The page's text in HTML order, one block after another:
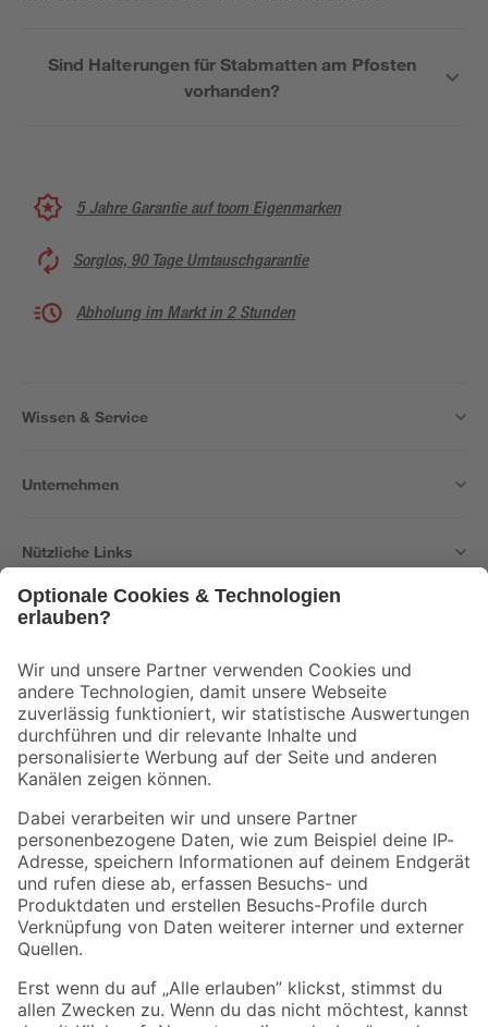
Sind Halterungen für Stabmatten am Pfosten
vorhanden?
5 Jahre Garantie auf toom Eigenmarken
Sorglos, 90 Tage Umtauschgarantie
Abholung im Markt in 2 Stunden
Wissen & Service
Unternehmen
Nützliche Links
Der toom Newsletter: Keine Angebote und Aktionen mehr verpassen!
Zur Newsletter Anmeldung
Folge uns
Zahlungsarten Versandarten
Sicher einkaufen